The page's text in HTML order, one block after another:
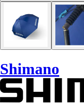
Shimano